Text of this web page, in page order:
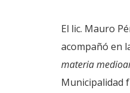
El lic. Mauro
acompañó en
materia
Municipalidad